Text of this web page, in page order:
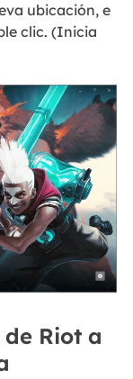
ubicación, e
clic. (Inicia
Riot a